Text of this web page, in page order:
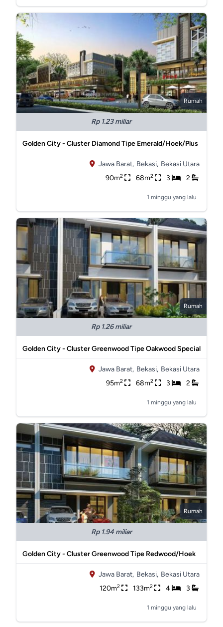
Rumah
Rp 1.23 miliar
Golden City - Cluster Diamond Tipe Emerald/Hoek/Plus
Jawa Barat, Bekasi, Bekasi Utara
90m2 68m2 3 2
1 minggu yang lalu
Rumah
Rp 1.26 miliar
Golden City - Cluster Greenwood Tipe Oakwood Special
Jawa Barat, Bekasi, Bekasi Utara
95m2 68m2 3 2
1 minggu yang lalu
Rumah
Rp 1.94 miliar
Golden City - Cluster Greenwood Tipe Redwood/Hoek
Jawa Barat, Bekasi, Bekasi Utara
120m2 133m2 4 3
1 minggu yang lalu